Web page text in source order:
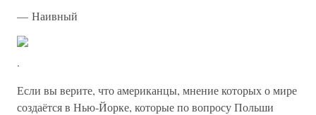
— Наивный
.
Если вы верите, что американцы, мнение которых о мире
создаётся в Нью-Йорке, которые по вопросу Польши